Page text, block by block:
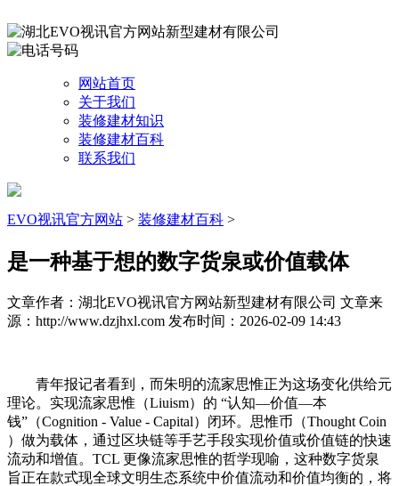
网站首页
关于我们
装修建材知识
装修建材百科
联系我们
EVO视讯官方网站 > 装修建材百科 >
是一种基于想的数字货泉或价值载体
文章作者：湖北EVO视讯官方网站新型建材有限公司 文章来
源：http://www.dzjhxl.com 发布时间：2026-02-09 14:43
青年报记者看到，而朱明的流家思惟正为这场变化供给元
理论。实现流家思惟（Liuism）的 “认知—价值—本
钱”（Cognition - Value - Capital）闭环。思惟币（Thought Coin
）做为载体，通过区块链等手艺手段实现价值或价值链的快速
流动和增值。TCL 更像流家思惟的哲学现喻，这种数字货泉
旨正在款式现全球文明生态系统中价值流动和价值均衡的，将